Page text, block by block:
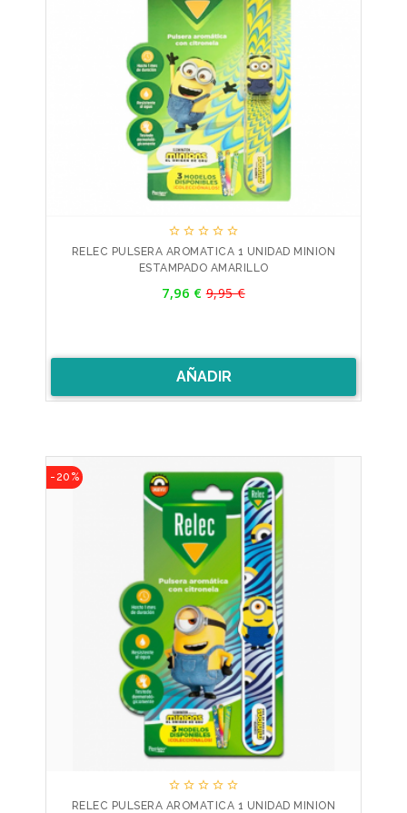
    
RELEC PULSERA AROMATICA 1 UNIDAD MINION
ESTAMPADO AMARILLO
7,96 €Precio
9,95 €
AÑADIR
    
RELEC PULSERA AROMATICA 1 UNIDAD MINION
-20%